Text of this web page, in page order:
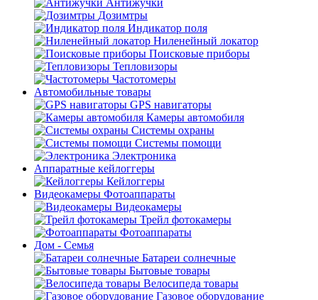
Антижучки
Дозимтры
Индикатор поля
Ниленейный локатор
Поисковые приборы
Тепловизоры
Частотомеры
Автомобильные товары
GPS навигаторы
Камеры автомобиля
Системы охраны
Системы помощи
Электроника
Аппаратные кейлоггеры
Кейлоггеры
Видеокамеры Фотоаппараты
Видеокамеры
Трейл фотокамеры
Фотоаппараты
Дом - Семья
Батареи солнечные
Бытовые товары
Велосипеда товары
Газовое оборудование